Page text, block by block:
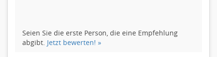
Seien Sie die erste Person, die eine Empfehlung
abgibt. Jetzt bewerten! »